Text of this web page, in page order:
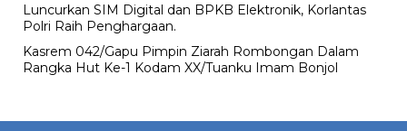
Luncurkan SIM Digital dan BPKB Elektronik, Korlantas
Polri Raih Penghargaan.
Kasrem 042/Gapu Pimpin Ziarah Rombongan Dalam
Rangka Hut Ke-1 Kodam XX/Tuanku Imam Bonjol